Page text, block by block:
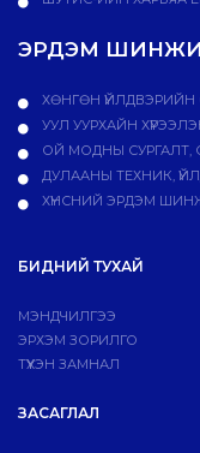
ЭРДЭМ
ХӨНГӨН ҮЙЛДВЭРИЙН
УУЛ УУРХАЙН
ОЙ МОДНЫ СУРГАЛТ,
ДУЛААНЫ ТЕХНИК,
ХҮНСНИЙ ЭРДЭМ
БИДНИЙ ТУХАЙ
МЭНДЧИЛГЭЭ
ЭРХЭМ ЗОРИЛГО
ТҮҮХЭН ЗАМНАЛ
ЗАСАГЛАЛ